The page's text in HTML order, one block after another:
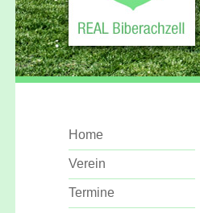
Home
Verein
Termine